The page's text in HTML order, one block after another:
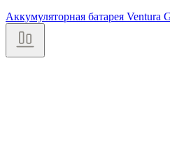
Аккумуляторная батарея Ventura